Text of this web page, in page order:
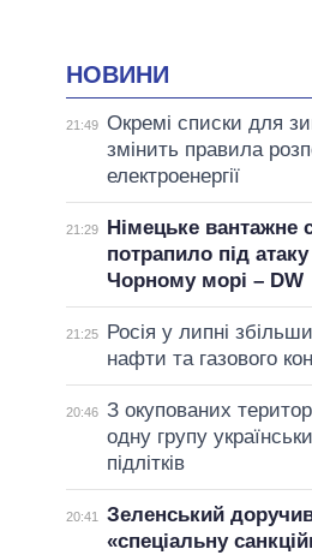
НОВИНИ
21:49 Окремі списки для
змінить правила
електроенергії
21:29
Німецьке вантажне
потрапило під
Чорному морі – DW
21:25
Росія у липні
нафти та газового
20:46 З окупованих
одну групу
підлітків
20:41 Зеленський
«спеціальну